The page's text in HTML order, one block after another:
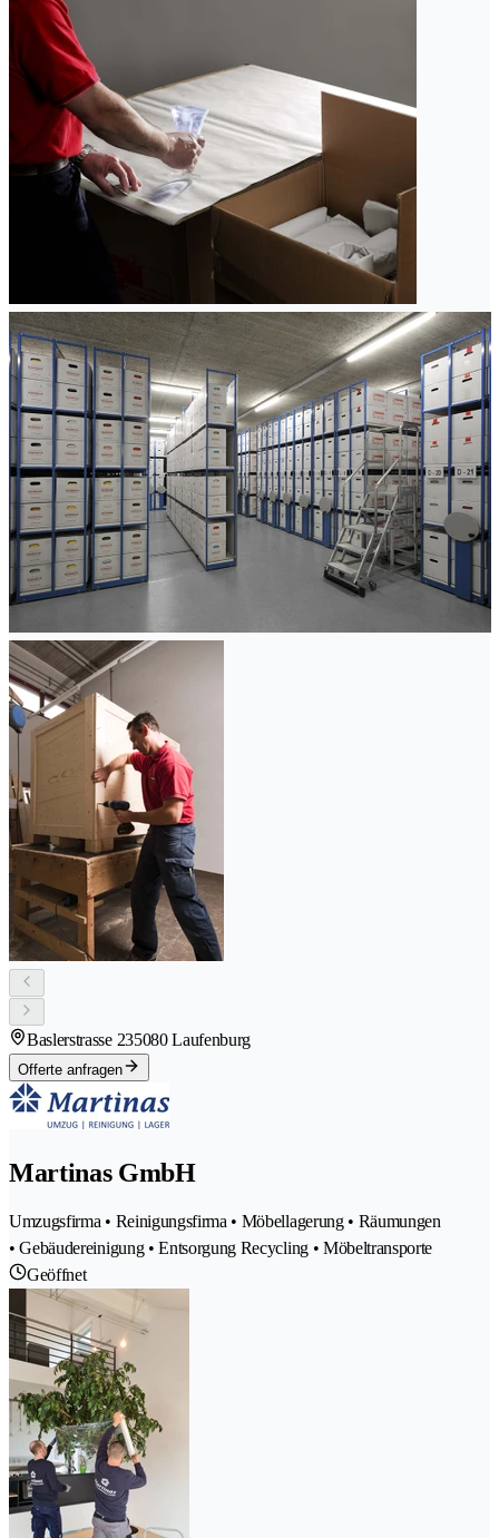
Baslerstrasse 235080 Laufenburg
Offerte anfragen
Martinas GmbH
Umzugsfirma • Reinigungsfirma • Möbellagerung • Räumungen
• Gebäudereinigung • Entsorgung Recycling • Möbeltransporte
Geöffnet